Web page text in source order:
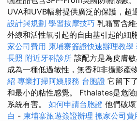
UVA和UVB輻射提供廣泛的保護，超
設計與規劃 學習按摩技巧 乳霜富含
外線和活性氧引起的自由基引起的細
家公司費用 柬埔寨簽證快速辦理教學
長照 附近牙科診所 該配方是為皮膚
成為一種低過敏性，無香和非攝影產
紹 專業打掃阿姨服務 台胞證 它留下
和最小的粘性感覺。 Fthalates是危
系統有害。 如何申請台胞證 他們破
白 - 柬埔寨旅遊簽證辦理 搬家公司